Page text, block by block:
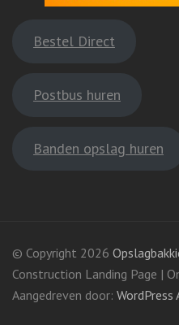
Bestel Direct
Postbus huren
Banden opslag huren
© Copyright 2026
Construction Landing Page |
Aangedreven door: WordPress